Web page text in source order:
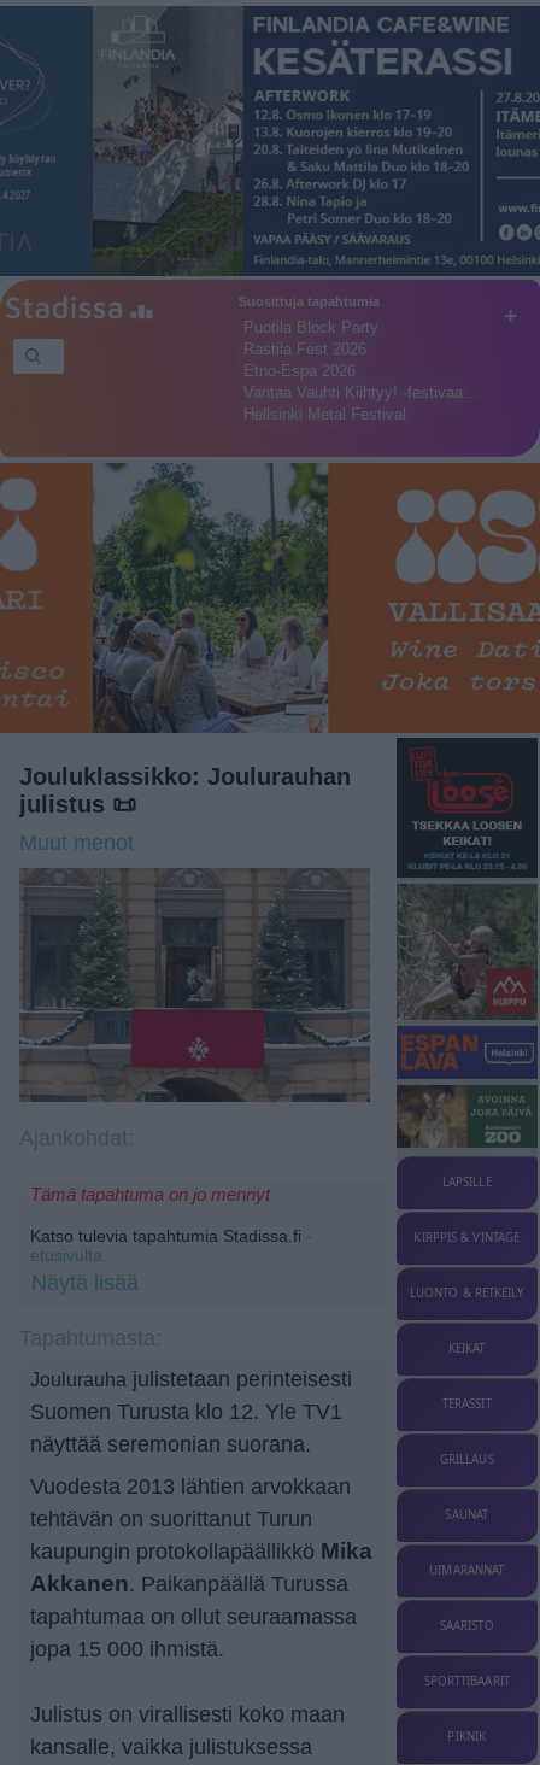
+
Suosittuja tapahtumia
Puotila Block Party
Rastila Fest 2026
Etno-Espa 2026
Vantaa Vauhti Kiihtyy! -festivaa…
Hellsinki Metal Festival
Jouluklassikko: Joulurauhan
julistus 📜
Muut menot
Tämä tapahtuma on jo mennyt
Katso tulevia tapahtumia Stadissa.fi -
etusivulta.
Näytä lisää
Joulurauha julistetaan perinteisesti
Suomen Turusta klo 12. Yle TV1
näyttää seremonian suorana.
Vuodesta 2013 lähtien arvokkaan
tehtävän on suorittanut Turun
kaupungin proto­kol­la­pääl­likkö Mika
Akkanen. Paikanpäällä Turussa
tapahtumaa on ollut seuraamassa
jopa 15 000 ihmistä.
Julistus on virallisesti koko maan
kansalle, vaikka julistuksessa
LAPSILLE
KIRPPIS & VINTAGE
LUONTO & RETKEILY
KEIKAT
TERASSIT
GRILLAUS
SAUNAT
UIMARANNAT
SAARISTO
SPORTTIBAARIT
PIKNIK